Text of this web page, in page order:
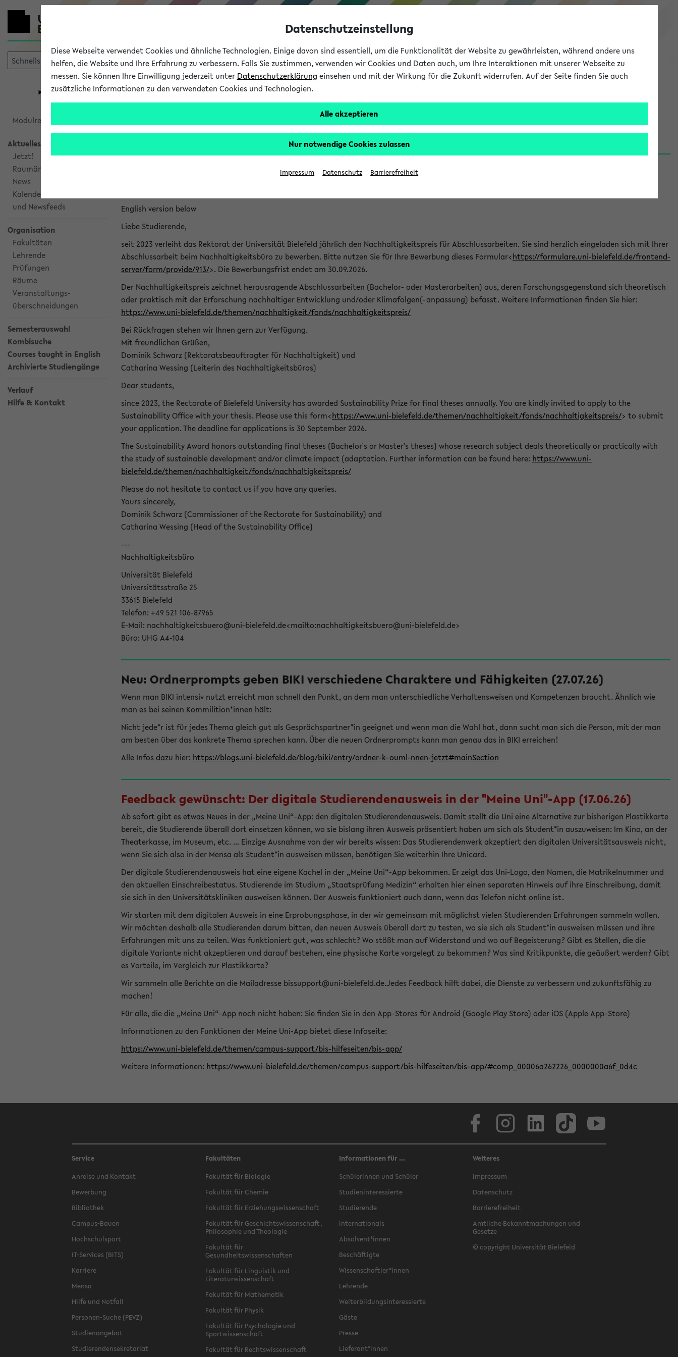
eKVV
Universität Forschung Studium
eKVV
Modulrecherche
Aktuelles
Jetzt!
Raumänderungen
News
Kalenderintegration
und Newsfeeds
Organisation
Fakultäten
Lehrende
Prüfungen
Räume
Veranstaltungs-
überschneidungen
Semesterauswahl
Kombisuche
Courses taught in English
Archivierte Studiengänge
Verlauf
Hilfe & Kontakt
eKVV News
Nachhaltigkeitspreis 2026: Bewerbungsphase gestartet (06.08.26)
English version below
Liebe Studierende,
seit 2023 verleiht das Rektorat der Universität Bielefeld jährlich den Nachhaltigkeitspreis für Abschlussarbeiten. Sie sind herzlich eingeladen sich mit Ihrer
Abschlussarbeit beim Nachhaltigkeitsbüro zu bewerben. Bitte nutzen Sie für Ihre Bewerbung dieses Formular<https://formulare.uni-bielefeld.de/frontend-
server/form/provide/913/>. Die Bewerbungsfrist endet am 30.09.2026.
Der Nachhaltigkeitspreis zeichnet herausragende Abschlussarbeiten (Bachelor- oder Masterarbeiten) aus, deren Forschungsgegenstand sich theoretisch
oder praktisch mit der Erforschung nachhaltiger Entwicklung und/oder Klimafolgen(-anpassung) befasst. Weitere Informationen finden Sie hier:
https://www.uni-bielefeld.de/themen/nachhaltigkeit/fonds/nachhaltigkeitspreis/
Bei Rückfragen stehen wir Ihnen gern zur Verfügung.
Mit freundlichen Grüßen,
Dominik Schwarz (Rektoratsbeauftragter für Nachhaltigkeit) und
Catharina Wessing (Leiterin des Nachhaltigkeitsbüros)
Dear students,
since 2023, the Rectorate of Bielefeld University has awarded Sustainability Prize for final theses annually. You are kindly invited to apply to the
Sustainability Office with your thesis. Please use this form<https://www.uni-bielefeld.de/themen/nachhaltigkeit/fonds/nachhaltigkeitspreis/> to submit
your application. The deadline for applications is 30 September 2026.
The Sustainability Award honors outstanding final theses (Bachelor's or Master's theses) whose research subject deals theoretically or practically with
the study of sustainable development and/or climate impact (adaptation. Further information can be found here: https://www.uni-
bielefeld.de/themen/nachhaltigkeit/fonds/nachhaltigkeitspreis/
Please do not hesitate to contact us if you have any queries.
Yours sincerely,
Dominik Schwarz (Commissioner of the Rectorate for Sustainability) and
Catharina Wessing (Head of the Sustainability Office)
---
Nachhaltigkeitsbüro
Universität Bielefeld
Universitätsstraße 25
33615 Bielefeld
Telefon: +49 521 106-87965
E-Mail: nachhaltigkeitsbuero@uni-bielefeld.de<mailto:nachhaltigkeitsbuero@uni-bielefeld.de>
Büro: UHG A4-104
Neu: Ordnerprompts geben BIKI verschiedene Charaktere und Fähigkeiten (27.07.26)
Wenn man BIKI intensiv nutzt erreicht man schnell den Punkt, an dem man unterschiedliche Verhaltensweisen und Kompetenzen braucht. Ähnlich wie
man es bei seinen Kommilition*innen hält:
Nicht jede*r ist für jedes Thema gleich gut als Gesprächspartner*in geeignet und wenn man die Wahl hat, dann sucht man sich die Person, mit der man
am besten über das konkrete Thema sprechen kann. Über die neuen Ordnerprompts kann man genau das in BIKI erreichen!
Alle Infos dazu hier: https://blogs.uni-bielefeld.de/blog/biki/entry/ordner-k-ouml-nnen-jetzt#mainSection
Feedback gewünscht: Der digitale Studierendenausweis in der "Meine Uni"-App (17.06.26)
Ab sofort gibt es etwas Neues in der „Meine Uni“-App: den digitalen Studierendenausweis. Damit stellt die Uni eine Alternative zur bisherigen Plastikkarte
bereit, die Studierende überall dort einsetzen können, wo sie bislang ihren Ausweis präsentiert haben um sich als Student*in auszuweisen: Im Kino, an der
Theaterkasse, im Museum, etc. ... Einzige Ausnahme von der wir bereits wissen: Das Studierendenwerk akzeptiert den digitalen Universitätsausweis nicht,
wenn Sie sich also in der Mensa als Student*in ausweisen müssen, benötigen Sie weiterhin Ihre Unicard.
Der digitale Studierendenausweis hat eine eigene Kachel in der „Meine Uni“-App bekommen. Er zeigt das Uni-Logo, den Namen, die Matrikelnummer und
den aktuellen Einschreibestatus. Studierende im Studium „Staatsprüfung Medizin“ erhalten hier einen separaten Hinweis auf ihre Einschreibung, damit
sie sich in den Universitätskliniken ausweisen können. Der Ausweis funktioniert auch dann, wenn das Telefon nicht online ist.
Wir starten mit dem digitalen Ausweis in eine Erprobungsphase, in der wir gemeinsam mit möglichst vielen Studierenden Erfahrungen sammeln wollen.
Wir möchten deshalb alle Studierenden darum bitten, den neuen Ausweis überall dort zu testen, wo sie sich als Student*in ausweisen müssen und ihre
Erfahrungen mit uns zu teilen. Was funktioniert gut, was schlecht? Wo stößt man auf Widerstand und wo auf Begeisterung? Gibt es Stellen, die die
digitale Variante nicht akzeptieren und darauf bestehen, eine physische Karte vorgelegt zu bekommen? Was sind Kritikpunkte, die geäußert werden? Gibt
es Vorteile, im Vergleich zur Plastikkarte?
Wir sammeln alle Berichte an die Mailadresse bissupport@uni-bielefeld.de.Jedes Feedback hilft dabei, die Dienste zu verbessern und zukunftsfähig zu
machen!
Für alle, die die „Meine Uni“-App noch nicht haben: Sie finden Sie in den App-Stores für Android (Google Play Store) oder iOS (Apple App-Store)
Informationen zu den Funktionen der Meine Uni-App bietet diese Infoseite:
https://www.uni-bielefeld.de/themen/campus-support/bis-hilfeseiten/bis-app/
Weitere Informationen: https://www.uni-bielefeld.de/themen/campus-support/bis-hilfeseiten/bis-app/#comp_00006a262226_0000000a6f_0d4c
Service
Anreise und Kontakt
Bewerbung
Bibliothek
Campus-Bauen
Hochschulsport
IT-Services (BITS)
Karriere
Mensa
Hilfe und Notfall
Personen-Suche (PEVZ)
Studienangebot
Studierendensekretariat
Fakultäten
Fakultät für Biologie
Fakultät für Chemie
Fakultät für Erziehungswissenschaft
Fakultät für Geschichtswissenschaft,
Philosophie und Theologie
Fakultät für
Gesundheitswissenschaften
Fakultät für Linguistik und
Literaturwissenschaft
Fakultät für Mathematik
Fakultät für Physik
Fakultät für Psychologie und
Sportwissenschaft
Fakultät für Rechtswissenschaft
Informationen für ...
Schülerinnen und Schüler
Studieninteressierte
Studierende
Internationals
Absolvent*innen
Beschäftigte
Wissenschaftler*innen
Lehrende
Weiterbildungsinteressierte
Gäste
Presse
Lieferant*innen
Weiteres
Impressum
Datenschutz
Barrierefreiheit
Amtliche Bekanntmachungen und
Gesetze
© copyright Universität Bielefeld
Datenschutzeinstellung
Diese Webseite verwendet Cookies und ähnliche Technologien. Einige davon sind essentiell, um die Funktionalität der Website zu gewährleisten, während andere uns
helfen, die Website und Ihre Erfahrung zu verbessern. Falls Sie zustimmen, verwenden wir Cookies und Daten auch, um Ihre Interaktionen mit unserer Webseite zu
messen. Sie können Ihre Einwilligung jederzeit unter Datenschutzerklärung einsehen und mit der Wirkung für die Zukunft widerrufen. Auf der Seite finden Sie auch
zusätzliche Informationen zu den verwendeten Cookies und Technologien.
Alle akzeptieren
Nur notwendige Cookies zulassen
Impressum Datenschutz Barrierefreiheit